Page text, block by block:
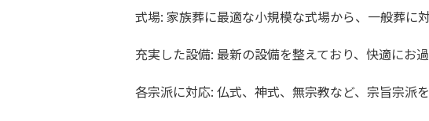
式場: 家族葬に最適な小規模な式場から、一般葬に
充実した設備: 最新の設備を整えており、快適にお過
各宗派に対応: 仏式、神式、無宗教など、宗旨宗派